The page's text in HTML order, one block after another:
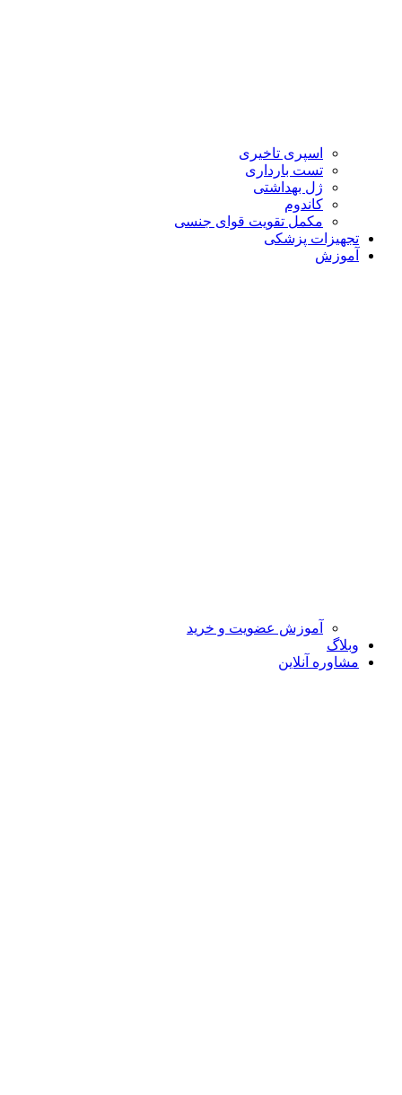
اسپری تاخیری
تست بارداری
ژل بهداشتی
کاندوم
مکمل تقویت قوای جنسی
تجهیزات پزشکی
آموزش
آموزش عضویت و خرید
وبلاگ
مشاوره آنلاین